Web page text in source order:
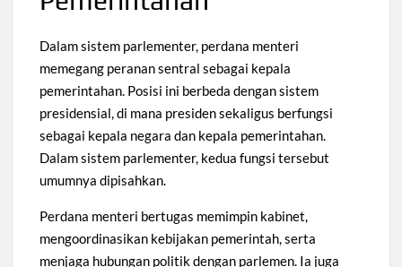
Dalam sistem parlementer, perdana menteri
memegang peranan sentral sebagai kepala
pemerintahan. Posisi ini berbeda dengan sistem
presidensial, di mana presiden sekaligus berfungsi
sebagai kepala negara dan kepala pemerintahan.
Dalam sistem parlementer, kedua fungsi tersebut
umumnya dipisahkan.
Perdana menteri bertugas memimpin kabinet,
mengoordinasikan kebijakan pemerintah, serta
menjaga hubungan politik dengan parlemen. Ia juga